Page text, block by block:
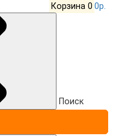
Корзина 0 0р.
Поиск